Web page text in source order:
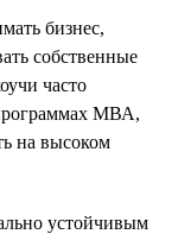
бизнес,
собственные
часто
МВА,
на высоком
устойчивым